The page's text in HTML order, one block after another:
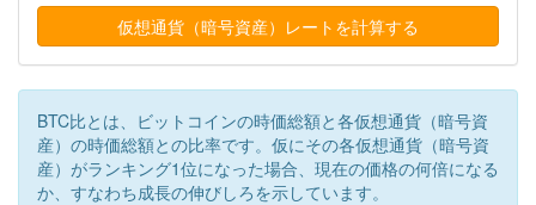
BTC比とは、ビットコインの時価総額と各仮想通貨（暗号資
産）の時価総額との比率です。仮にその各仮想通貨（暗号資
産）がランキング1位になった場合、現在の価格の何倍になる
か、すなわち成長の伸びしろを示しています。